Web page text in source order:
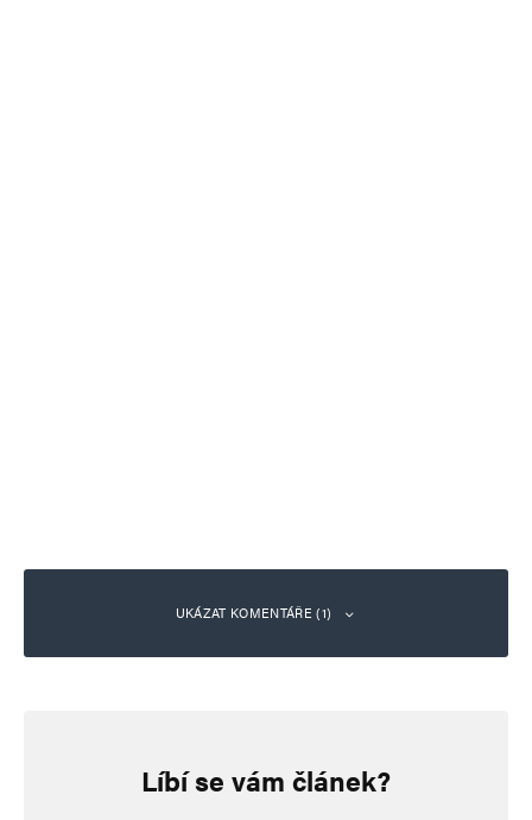
UKÁZAT KOMENTÁŘE (1)
14. 12. 2023 (18:20)
Líbí se vám článek?